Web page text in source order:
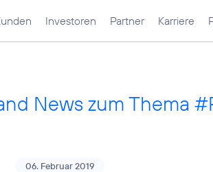
Investoren Partner Karriere
News zum Thema
06. Februar 2019